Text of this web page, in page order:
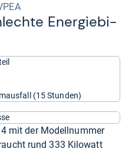
Ener­gie­bi­
(15 Stunden)
mit der Modellnummer
rund 333 Kilowatt